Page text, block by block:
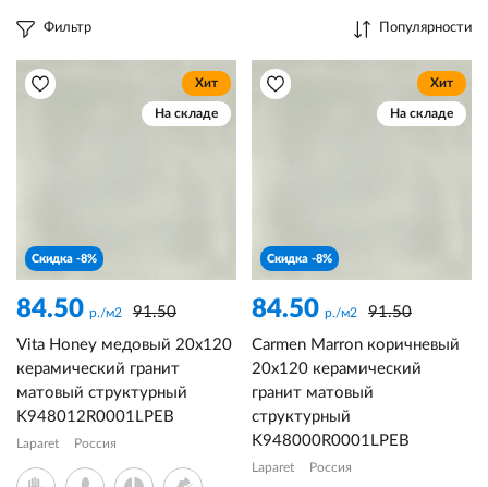
Популярности
Фильтр
Хит
На складе
Скидка -8%
84.50 р./м2
91.50
Vita Honey медовый 20x120
керамический гранит
матовый структурный
K948012R0001LPEB
Laparet Россия
Хит
На складе
Скидка -8%
84.50 р./м2
91.50
Carmen Marron коричневый
20x120 керамический
гранит матовый
структурный
K948000R0001LPEB
Laparet Россия